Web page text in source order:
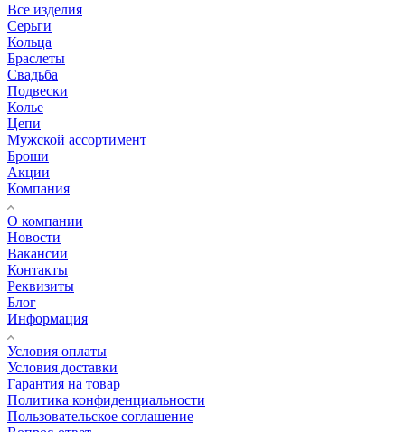
Все изделия
Серьги
Кольца
Браслеты
Свадьба
Подвески
Колье
Цепи
Мужской ассортимент
Броши
Акции
Компания
О компании
Новости
Вакансии
Контакты
Реквизиты
Блог
Информация
Условия оплаты
Условия доставки
Гарантия на товар
Политика конфиденциальности
Пользовательское соглашение